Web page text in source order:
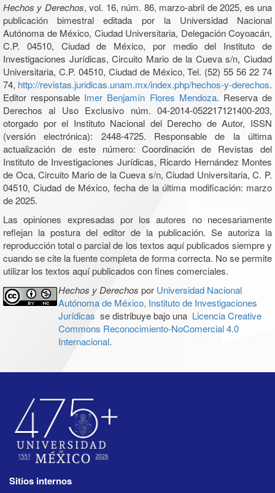
Hechos y Derechos, vol. 16, núm. 86, marzo-abril de 2025, es una
publicación bimestral editada por la Universidad Nacional
Autónoma de México, Ciudad Universitaria, Delegación Coyoacán,
C.P. 04510, Ciudad de México, por medio del Instituto de
Investigaciones Jurídicas, Circuito Mario de la Cueva s/n, Ciudad
Universitaria, C.P. 04510, Ciudad de México, Tel. (52) 55 56 22 74
74, http://revistas.juridicas.unam.mx/index.php/hechos-y-derechos.
Editor responsable Imer Benjamín Flores Mendoza. Reserva de
Derechos al Uso Exclusivo núm. 04-2014-052217121400-203,
otorgado por el Instituto Nacional del Derecho de Autor, ISSN
(versión electrónica): 2448-4725. Responsable de la última
actualización de este número: Coordinación de Revistas del
Instituto de Investigaciones Jurídicas, Ricardo Hernández Montes
de Oca, Circuito Mario de la Cueva s/n, Ciudad Universitaria, C. P.
04510, Ciudad de México, fecha de la última modificación: marzo
de 2025.
Las opiniones expresadas por los autores no necesariamente
reflejan la postura del editor de la publicación. Se autoriza la
reproducción total o parcial de los textos aquí publicados siempre y
cuando se cite la fuente completa de forma correcta. No se permite
utilizar los textos aquí publicados con fines comerciales.
Hechos y Derechos por Universidad Nacional
Autónoma de México, Instituto de Investigaciones
Jurídicas se distribuye bajo una Licencia Creative
Commons Reconocimiento-NoComercial 4.0
Internacional.
Sitios internos